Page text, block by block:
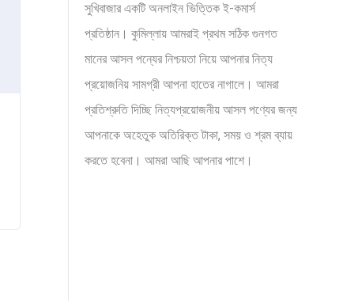
সুখিবাজার একটি অনলাইন ভিত্তিক ই-কমার্স
প্রতিষ্ঠান। কুমিল্লায় আমরাই প্রথম সঠিক গুনগত
মানের আসল পন্যের নিশ্চয়তা নিয়ে আপনার নিত্য
প্রয়োজনিয় সামগ্রী আপনা হাতের নাগালে। আমরা
প্রতিশ্রুতি দিচ্ছি নিত্যপ্রয়োজনীয় আসল পণ্যের জন্য
আপনাকে অহেতুক অতিরিক্ত টাকা, সময় ও শ্রম ব্যায়
করতে হবেনা। আমরা আছি আপনার পাশে।